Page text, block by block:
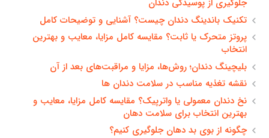
جلوگیری از پوسیدگی دندان
تکنیک باندینگ دندان چیست؟ آشنایی و توضیحات کامل
پروتز متحرک یا ثابت؟ مقایسه کامل مزایا، معایب و بهترین
انتخاب
بلیچینگ دندان؛ روش‌ها، مزایا و مراقبت‌های بعد از آن
نقشه تغذیه مناسب در سلامت دندان ها
نخ دندان معمولی یا واترپیک؟ مقایسه کامل مزایا، معایب و
بهترین انتخاب برای سلامت دهان
چگونه از بوی بد دهان جلوگیری کنیم؟